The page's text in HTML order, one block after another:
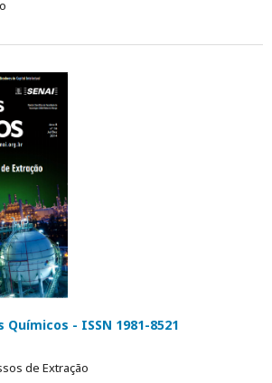
- ISSN 1981-8521
de Extração